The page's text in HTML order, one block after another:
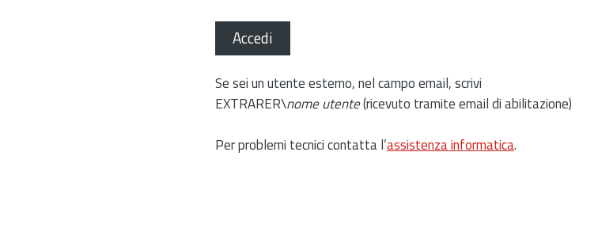
Accedi
Se sei un utente esterno, nel campo email, scrivi
EXTRARER\nome utente(ricevuto tramite email di abilitazione)
Per problemi tecnici contatta l’assistenza informatica.